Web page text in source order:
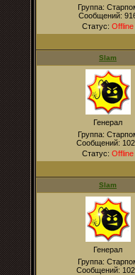
Группа:
Сообщений:
Статус: Offline
Slam
Генерал
Группа:
Сообщений:
Статус: Offline
Slam
Генерал
Группа:
Сообщений: